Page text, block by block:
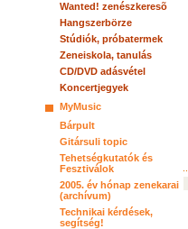
Wanted! zenészkeresõ
Hangszerbörze
Stúdiók, próbatermek
Zeneiskola, tanulás
CD/DVD adásvétel
Koncertjegyek
MyMusic
Bárpult
Gitársuli topic
Tehetségkutatók és
Fesztiválok
2005. év hónap zenekarai
(archívum)
Technikai kérdések,
segítség!